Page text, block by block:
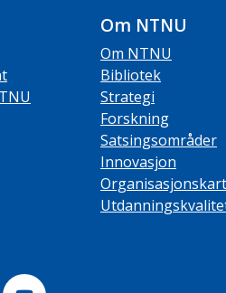
Om NTNU
Om NTNU
Bibliotek
Strategi
Forskning
Satsingsområder
Innovasjon
Organisasjonskart